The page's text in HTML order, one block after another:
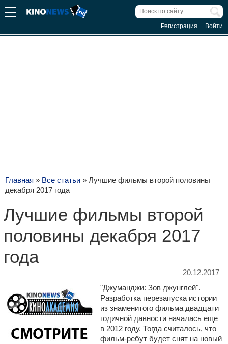
Регистрация Войти
Главная » Все статьи » Лучшие фильмы второй половины
декабря 2017 года
Лучшие фильмы второй
половины декабря 2017
года
20.12.2017
"Джуманджи: Зов джунглей".
Разработка перезапуска истории
из знаменитого фильма двадцати
годичной давности началась еще
в 2012 году. Тогда считалось, что
фильм-ребут будет снят на новый